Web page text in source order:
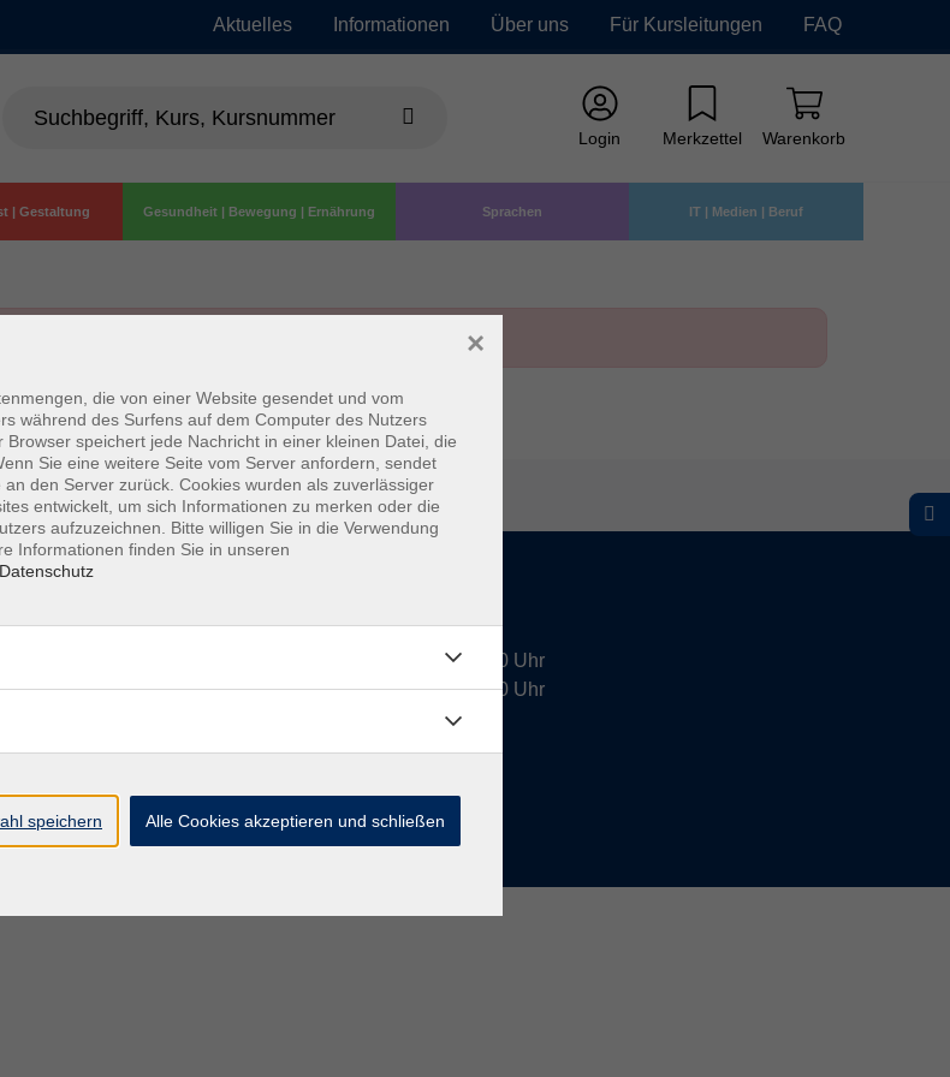
Aktuelles Informationen Über uns Für Kursleitungen FAQ
Login Merkzettel Warenkorb
| Gestaltung Gesundheit | Bewegung | Ernährung Sprachen IT | Medien | Beruf
9:00 - 12:30 Uhr & 14:00 - 16:00 Uhr
9:00 - 12:30 Uhr
die von einer Website gesendet und vom
während des Surfens auf dem Computer des Nutzers
speichert jede Nachricht in einer kleinen Datei, die
Sie eine weitere Seite vom Server anfordern, sendet
den Server zurück. Cookies wurden als zuverlässiger
entwickelt, um sich Informationen zu merken oder die
aufzuzeichnen. Bitte willigen Sie in die Verwendung
Informationen finden Sie in unseren
Datenschutz
×
speichern Alle Cookies akzeptieren und schließen